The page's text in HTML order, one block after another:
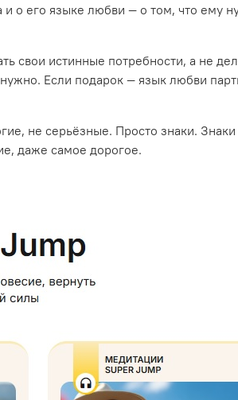
о его языке любви — о том, что ему
свои истинные потребности, а не
Если подарок — язык любви
не серьёзные. Просто знаки. Знаки
даже самое дорогое.